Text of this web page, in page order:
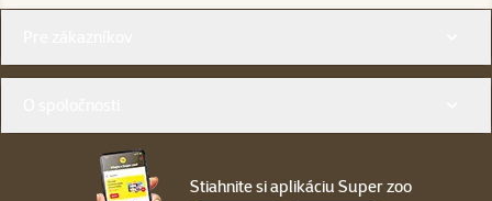
Stiahnite si aplikáciu Super zoo